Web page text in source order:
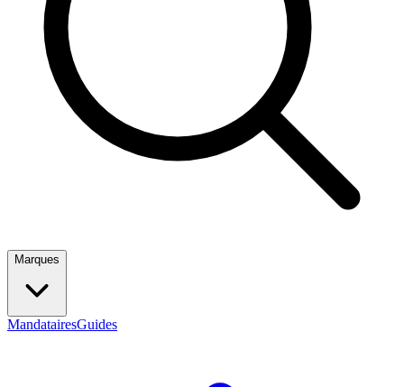
Marques
MandatairesGuides